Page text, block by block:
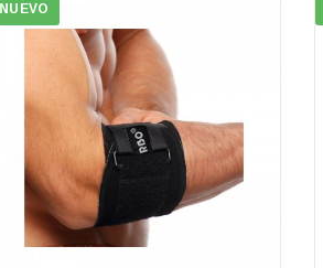
NUEVO